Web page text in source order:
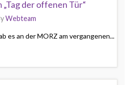
„Tag der offenen Tür“
Webteam
es an der MORZ am vergangenen...